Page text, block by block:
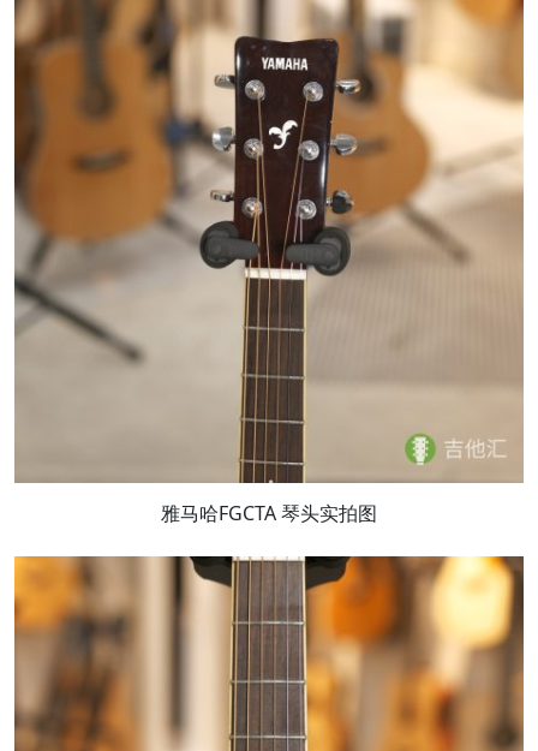
雅马哈FGCTA 琴头实拍图